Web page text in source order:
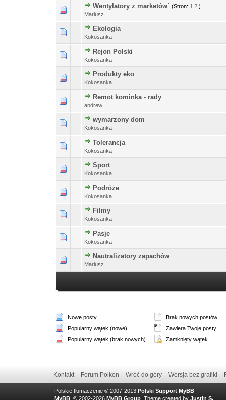
Wentylatory z marketów` (Stron: 1 2 )
Mariusz
Ekologia
Kokosanka
Rejon Polski
Kokosanka
Produkty eko
Kokosanka
Remot kominka - rady
andrew
wymarzony dom
Kokosanka
Tolerancja
Kokosanka
Sport
Kokosanka
Podróże
Kokosanka
Filmy
Kokosanka
Pasje
Kokosanka
Nautralizatory zapachów
Mariusz
Nowe posty
Popularny wątek (nowe)
Popularny wątek (brak nowych)
Brak nowych postów
Zawiera Twoje posty
Zamknięty wątek
Kontakt Forum Polkon Wróć do góry Wersja bez grafiki
Polskie tłumaczenie © 2007-2013 Polski Support MyBB
MyBB, © 2002-2026 MyBB Group. Theme created by Justin S.